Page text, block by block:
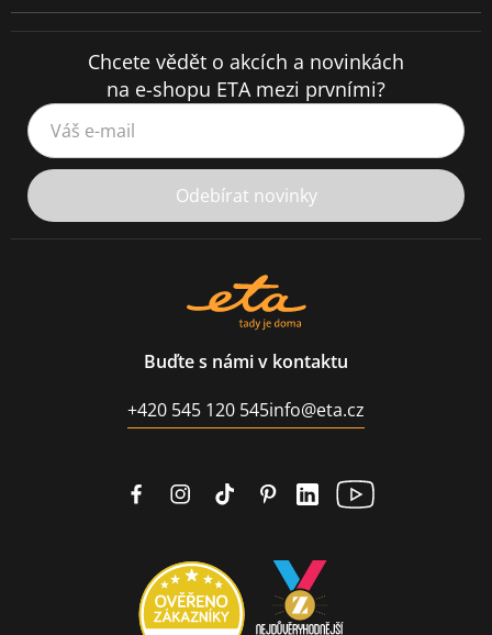
Chcete vědět o akcích a novinkách
na e-shopu ETA mezi prvními?
Váš e-mail
Odebírat novinky
Buďte s námi v kontaktu
+420 545 120 545info@eta.cz